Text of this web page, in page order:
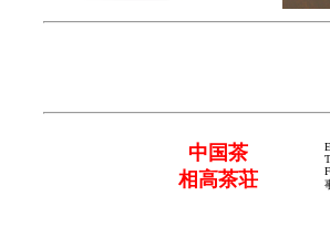
中国茶
相高茶荘